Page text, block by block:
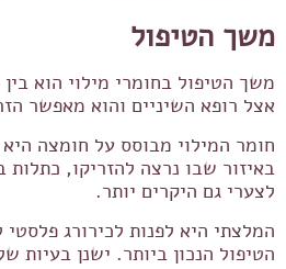
משך הטיפול
משך הטיפול בחומרי מילוי הוא
אצל רופא השיניים והוא מאפשר
חומר המילוי מבוסס על חומצה
באיזור שבו נרצה להזריקו,
לצערי גם היקרים יותר.
המלצתי היא לפנות לכירורג
הטיפול הנכון ביותר. ישנן בעיות